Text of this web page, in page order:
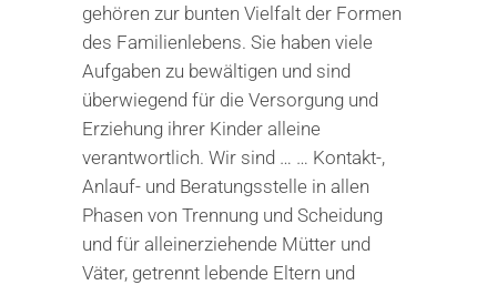
gehören zur bunten Vielfalt der Formen
des Familienlebens. Sie haben viele
Aufgaben zu bewältigen und sind
überwiegend für die Versorgung und
Erziehung ihrer Kinder alleine
verantwortlich. Wir sind … … Kontakt-,
Anlauf- und Beratungsstelle in allen
Phasen von Trennung und Scheidung
und für alleinerziehende Mütter und
Väter, getrennt lebende Eltern und